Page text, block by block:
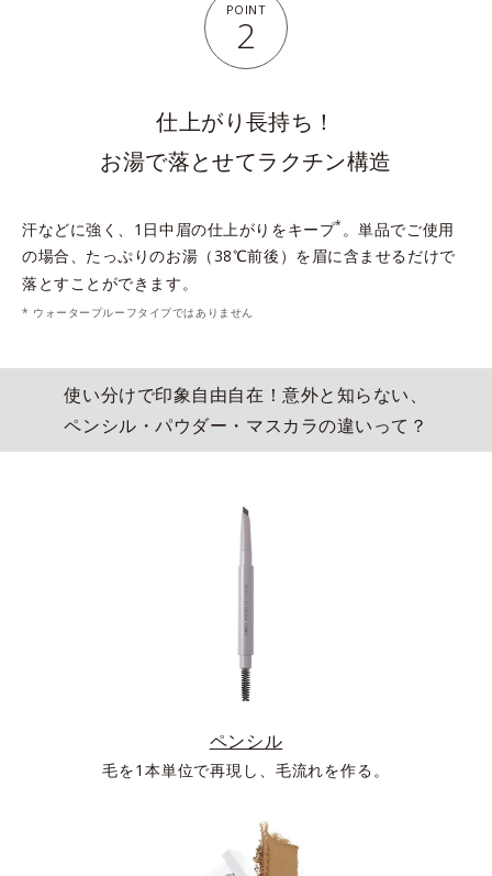
POINT
2
仕上がり長持ち！
お湯で落とせてラクチン構造
汗などに強く、1日中眉の仕上がりをキープ* 。単品でご使用
の場合、たっぷりのお湯（38℃前後）を眉に含ませるだけで
落とすことができます。
* ウォータープルーフタイプではありません
使い分けで印象自由自在！意外と知らない、
ペンシル・パウダー・マスカラの違いって？
ペンシル
毛を1本単位で再現し、毛流れを作る。